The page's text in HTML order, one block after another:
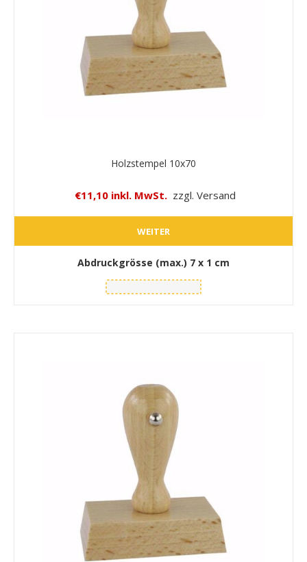
Holzstempel 10x70
€11,10 inkl. MwSt. zzgl. Versand
WEITER
Abdruckgrösse (max.) 7 x 1 cm